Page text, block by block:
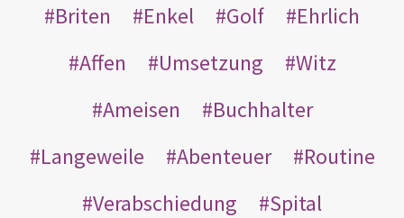
Briten
Enkel Golf
Ehrlich
Affen
Umsetzung
Witz
Ameisen
Buchhalter
Langeweile
Abenteuer
Routine
Verabschiedung
Spital